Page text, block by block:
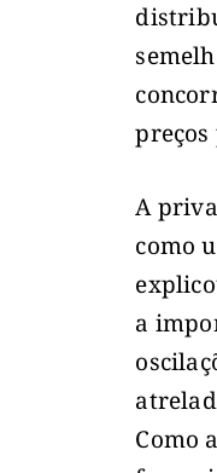
A
como
a
Como